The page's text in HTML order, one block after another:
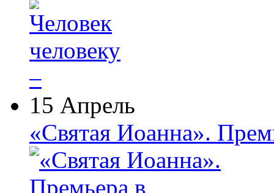
15 Апрель
«Святая Иоанна».